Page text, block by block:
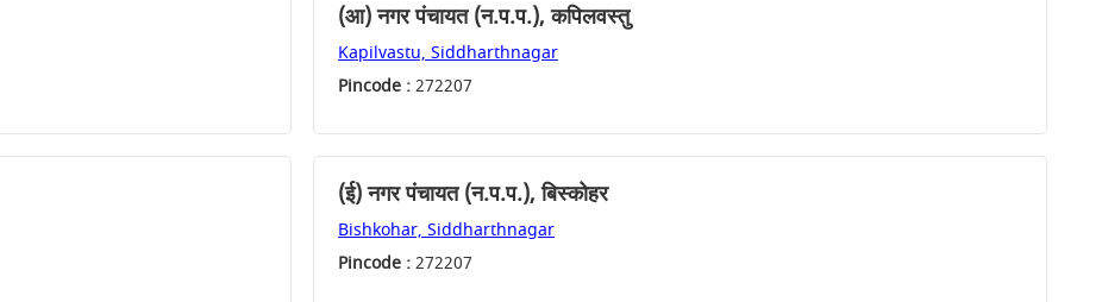
(आ) नगर पंचायत (न.प.प.), कपिलवस्तु
Kapilvastu, Siddharthnagar
Pincode :272207
(ई) नगर पंचायत (न.प.प.), बिस्कोहर
Bishkohar, Siddharthnagar
Pincode :272207